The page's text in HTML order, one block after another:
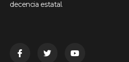
decencia estatal.